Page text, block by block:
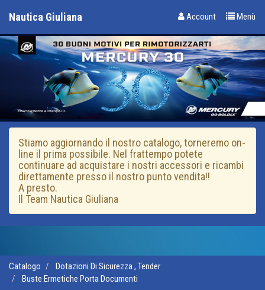
Menù
Account
Nautica Giuliana
Stiamo aggiornando il nostro catalogo, torneremo on-
line il prima possibile. Nel frattempo potete
continuare ad acquistare i nostri accessori e ricambi
direttamente presso il nostro punto vendita!!
A presto.
Il Team Nautica Giuliana
Catalogo
Dotazioni Di Sicurezza , Tender
Buste Ermetiche Porta Documenti